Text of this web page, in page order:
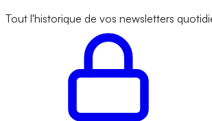
Tout l'historique de vos newsletters